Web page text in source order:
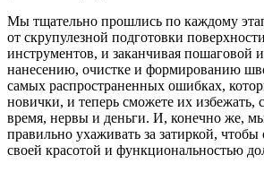
Мы тщательно прошлись по каждому
от скрупулезной подготовки
инструментов, и заканчивая пошаговой
нанесению, очистке и формированию
самых распространенных ошибках,
новички, и теперь сможете их избежать,
время, нервы и деньги. И, конечно же,
правильно ухаживать за затиркой, чтобы
своей красотой и функциональностью